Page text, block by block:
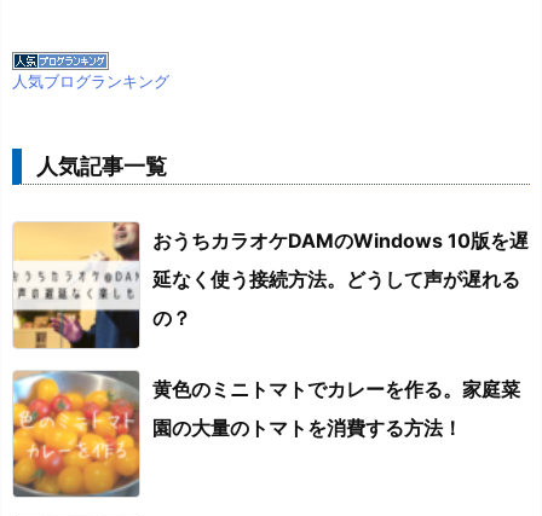
人気ブログランキング
人気記事一覧
おうちカラオケDAMのWindows 10版を遅
延なく使う接続方法。どうして声が遅れる
の？
黄色のミニトマトでカレーを作る。家庭菜
園の大量のトマトを消費する方法！